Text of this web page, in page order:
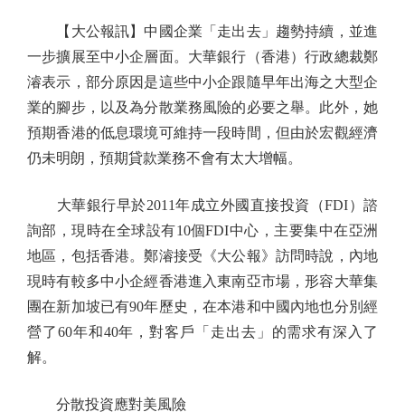
【大公報訊】中國企業「走出去」趨勢持續，並進
一步擴展至中小企層面。大華銀行（香港）行政總裁鄭
濬表示，部分原因是這些中小企跟隨早年出海之大型企
業的腳步，以及為分散業務風險的必要之舉。此外，她
預期香港的低息環境可維持一段時間，但由於宏觀經濟
仍未明朗，預期貸款業務不會有太大增幅。
大華銀行早於2011年成立外國直接投資（FDI）諮
詢部，現時在全球設有10個FDI中心，主要集中在亞洲
地區，包括香港。鄭濬接受《大公報》訪問時說，內地
現時有較多中小企經香港進入東南亞市場，形容大華集
團在新加坡已有90年歷史，在本港和中國內地也分別經
營了60年和40年，對客戶「走出去」的需求有深入了
解。
分散投資應對美風險